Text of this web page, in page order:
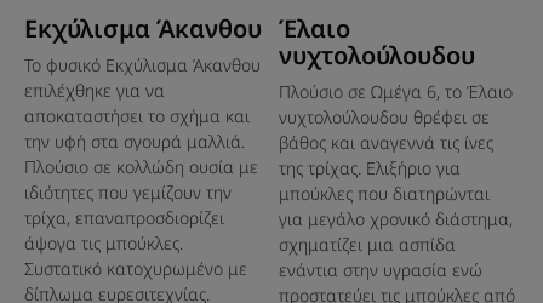
Εκχύλισμα Άκανθου
Το φυσικό Εκχύλισμα Άκανθου
επιλέχθηκε για να
αποκαταστήσει το σχήμα και
την υφή στα σγουρά μαλλιά.
Πλούσιο σε κολλώδη ουσία με
ιδιότητες που γεμίζουν την
τρίχα, επαναπροσδιορίζει
άψογα τις μπούκλες.
Συστατικό κατοχυρωμένο με
δίπλωμα ευρεσιτεχνίας.
Έλαιο
νυχτολούλουδου
Πλούσιο σε Ωμέγα 6, το Έλαιο
νυχτολούλουδου θρέφει σε
βάθος και αναγεννά τις ίνες
της τρίχας. Ελιξήριο για
μπούκλες που διατηρώνται
για μεγάλο χρονικό διάστημα,
σχηματίζει μια ασπίδα
ενάντια στην υγρασία ενώ
προστατεύει τις μπούκλες από